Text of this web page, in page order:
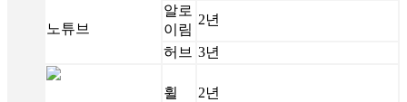
노튜브
알로
이림
2년
허브 3년
휠 2년